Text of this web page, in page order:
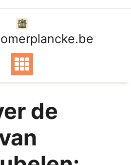
de